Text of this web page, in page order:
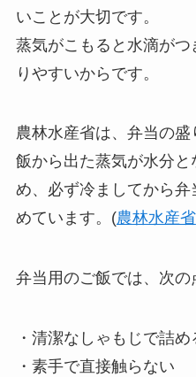
いことが大切です。
蒸気がこもると水滴が
りやすいからです。
農林水産省は、弁当の
飯から出た蒸気が水分
め、必ず冷ましてから
めています。(農林水産省
弁当用のご飯では、次の
・清潔なしゃもじで詰め
・素手で直接触らない